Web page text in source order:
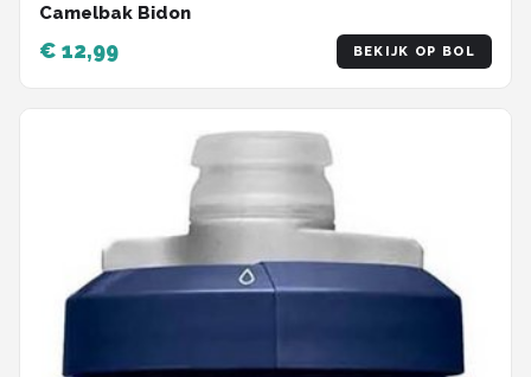
Camelbak Bidon
€ 12,99 BEKIJK OP BOL